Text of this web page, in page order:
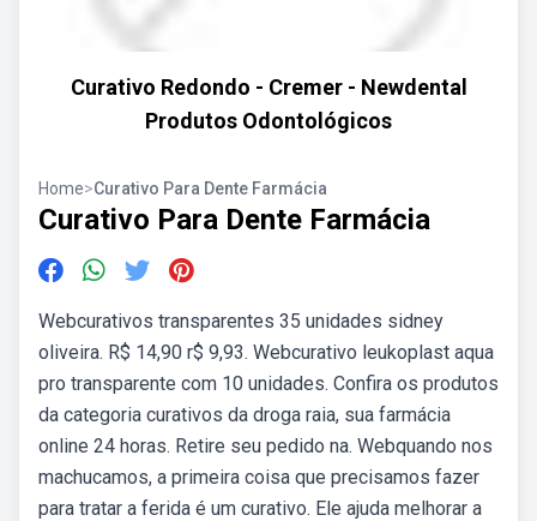
Curativo Redondo - Cremer - Newdental
Produtos Odontológicos
Home>Curativo Para Dente Farmácia
Curativo Para Dente Farmácia
Webcurativos transparentes 35 unidades sidney
oliveira. R$ 14,90 r$ 9,93. Webcurativo leukoplast aqua
pro transparente com 10 unidades. Confira os produtos
da categoria curativos da droga raia, sua farmácia
online 24 horas. Retire seu pedido na. Webquando nos
machucamos, a primeira coisa que precisamos fazer
para tratar a ferida é um curativo. Ele ajuda melhorar a